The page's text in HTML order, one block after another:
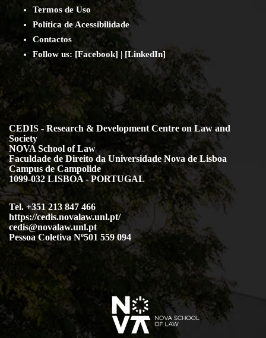
Termos de Uso
Política de Acessibilidade
Contactos
Follow us: [Facebook] | [LinkedIn]
CEDIS - Research & Development Centre on Law and
Society
NOVA School of Law
Faculdade de Direito da Universidade Nova de Lisboa
Campus de Campolide
1099-032 LISBOA - PORTUGAL
Tel. +351 213 847 466
https://cedis.novalaw.unl.pt/
cedis@novalaw.unl.pt
Pessoa Coletiva Nº501 559 094